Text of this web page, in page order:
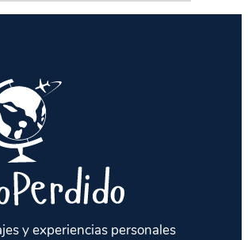
y experiencias personales